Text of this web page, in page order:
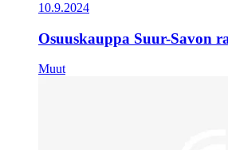
10.9.2024
Osuuskauppa Suur-Savon
Muut